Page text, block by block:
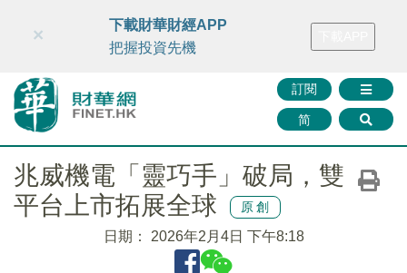
財華智庫網 FINTV FINMETA 財華證券 媒體矩陣
訂閱
简
×
下載財華財經APP
把握投資先機
兆威機電「靈巧手」破局，雙
平台上市拓展全球
原創
日期： 2026年2月4日 下午8:18